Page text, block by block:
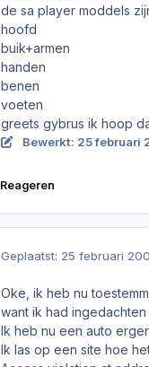
de sa player moddels
hoofd
buik+armen
handen
benen
voeten
greets gybrus ik hoop
Bewerkt: 25 februari
Reageren
Geplaatst: 25 februari
Oke, ik heb nu
want ik had
Ik heb nu een auto
Ik las op een site hoe